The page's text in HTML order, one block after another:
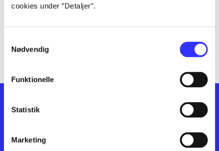
cookies under ”Detaljer”.
Nødvendig
Funktionelle
Statistik
Marketing
lorem ipsum dolor sit amet ...
lorem ipsum dolor sit amet ...